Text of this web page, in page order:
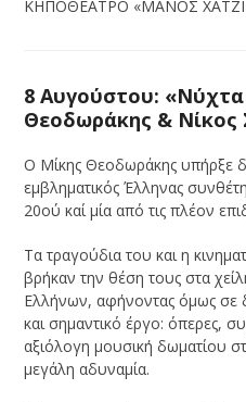
ΚΗΠΟΘΕΑΤΡΟ «ΜΑΝΟΣ
8 Αυγούστου: «Νύχτα
Θεοδωράκης & Νίκος
Ο Μίκης Θεοδωράκης υπήρξε
εμβληματικός Έλληνας
20ού καί μία από τις πλέον
Τα τραγούδια του και η
βρήκαν την θέση τους στα
Ελλήνων, αφήνοντας όμως σε
και σημαντικό έργο: όπερες,
αξιόλογη μουσική δωματίου
μεγάλη αδυναμία.